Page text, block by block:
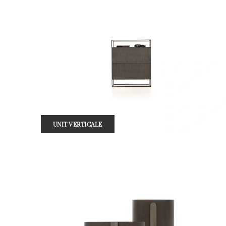
UNIT VERTICALE